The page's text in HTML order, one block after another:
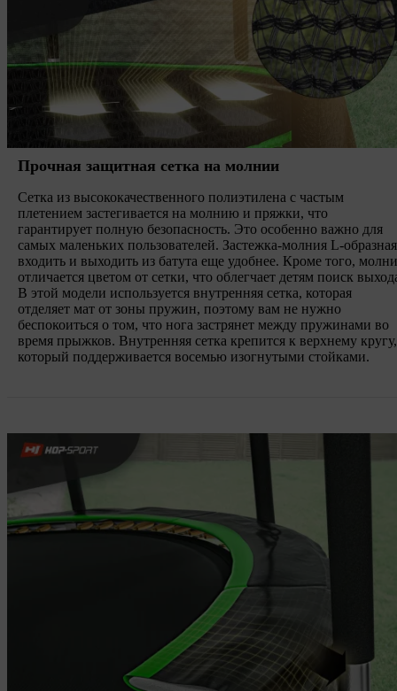
Прочная защитная сетка на молнии
Сетка из высококачественного полиэтилена с частым
плетением застегивается на молнию и пряжки, что
гарантирует полную безопасность. Это особенно важно для
самых маленьких пользователей. Застежка-молния L-
входить и выходить из батута еще удобнее. Кроме того,
отличается цветом от сетки, что облегчает детям поиск
В этой модели используется внутренняя сетка, которая
отделяет мат от зоны пружин, поэтому вам не нужно
беспокоиться о том, что нога застрянет между пружинами во
время прыжков. Внутренняя сетка крепится к верхнему кругу,
который поддерживается восемью изогнутыми стойками.